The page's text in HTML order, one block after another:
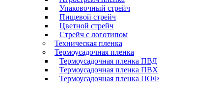
Упаковочный стрейч
Пищевой стрейч
Цветной стрейч
Стрейч с логотипом
Техническая пленка
Термоусадочная пленка
Термоусадочная пленка ПВД
Термоусадочная пленка ПВХ
Термоусадочная пленка ПОФ